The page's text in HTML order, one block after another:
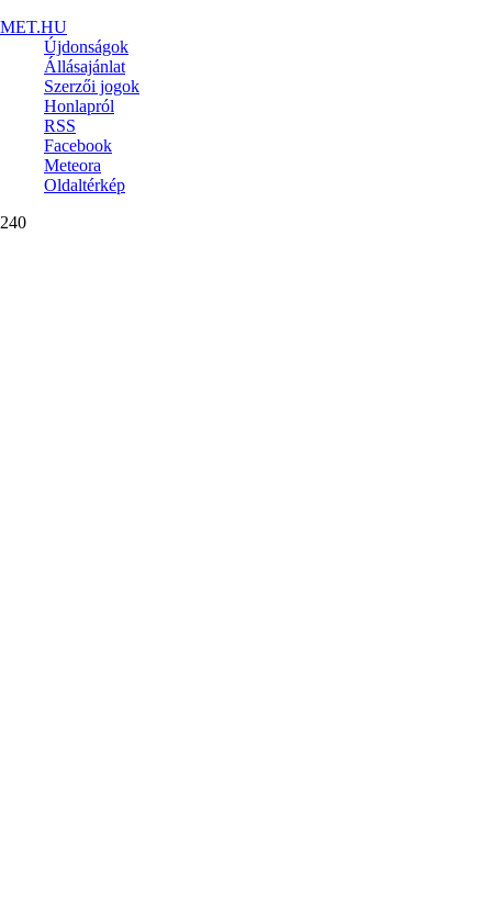
MET.HU
Újdonságok
Állásajánlat
Szerzői jogok
Honlapról
RSS
Facebook
Meteora
Oldaltérkép
240